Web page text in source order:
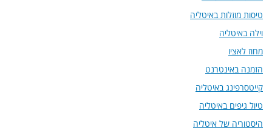
טיסות מוזלות באיטליה
וילה באיטליה
מחוז לאציו
הזמנה באינטרנט
קייטסרפינג באיטליה
טיול גיפים באיטליה
היסטוריה של איטליה